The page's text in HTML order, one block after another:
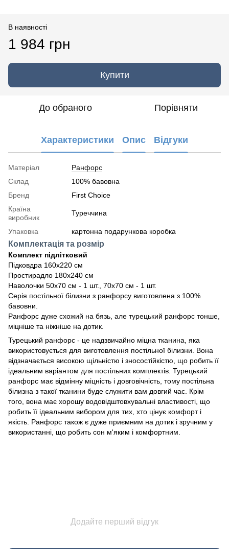
В наявності
1 984 грн
Купити
До обраного Порівняти
Характеристики Опис Відгуки
Матеріал
Ранфорс
Склад
100% бавовна
Бренд
First Choice
Країна
виробник
Туреччина
Упаковка картонна подарункова коробка
Комплектація та розмір
Комплект підлітковий
Підковдра 160х220 см
Простирадло 180х240 см
Наволочки 50х70 см - 1 шт., 70х70 см - 1 шт.
Серія постільної білизни з ранфорсу виготовлена з 100%
бавовни.
Ранфорс дуже схожий на бязь, але турецький ранфорс тонше,
міцніше та ніжніше на дотик.
Турецький ранфорс - це надзвичайно міцна тканина, яка
використовується для виготовлення постільної білизни. Вона
відзначається високою щільністю і зносостійкістю, що робить її
ідеальним варіантом для постільних комплектів. Турецький
ранфорс має відмінну міцність і довговічність, тому постільна
білизна з такої тканини буде служити вам довгий час. Крім
того, вона має хорошу водовідштовхувальні властивості, що
робить її ідеальним вибором для тих, хто цінує комфорт і
якість. Ранфорс також є дуже приємним на дотик і зручним у
використанні, що робить сон м'яким і комфортним.
Додайте перший відгук